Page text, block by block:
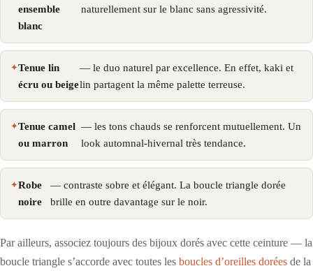
ensemble
blanc
naturellement sur le blanc sans agressivité.
Tenue lin
écru ou beige
— le duo naturel par excellence. En effet, kaki et
lin partagent la même palette terreuse.
Tenue camel
ou marron
— les tons chauds se renforcent mutuellement. Un
look automnal-hivernal très tendance.
Robe
noire
— contraste sobre et élégant. La boucle triangle dorée
brille en outre davantage sur le noir.
Par ailleurs, associez toujours des bijoux dorés avec cette ceinture — la
boucle triangle s’accorde avec toutes les boucles d’oreilles dorées de la